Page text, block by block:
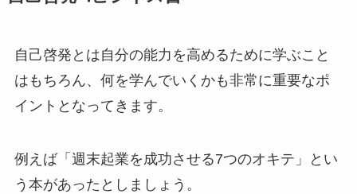
自己啓発とは自分の能力を高めるために学ぶこと
はもちろん、何を学んでいくかも非常に重要なポ
イントとなってきます。
例えば「週末起業を成功させる7つのオキテ」とい
う本があったとしましょう。